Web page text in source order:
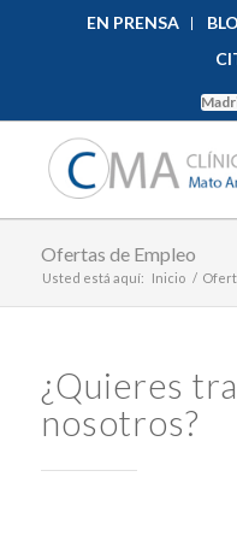
EN PRENSA
Ofertas de Empleo
Usted está aquí: Inicio /
¿Quieres
nosotros?